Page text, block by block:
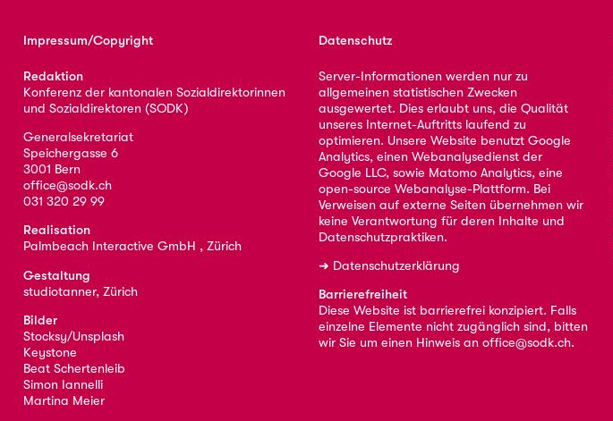
Impressum/Copyright
Redaktion
Konferenz der kantonalen Sozialdirektorinnen
und Sozialdirektoren (SODK)
Generalsekretariat
Speichergasse 6
3001 Bern
office@sodk.ch
031 320 29 99
Realisation
Palmbeach Interactive GmbH , Zürich
Gestaltung
studiotanner, Zürich
Bilder
Stocksy/Unsplash
Keystone
Beat Schertenleib
Simon Iannelli
Martina Meier
Datenschutz
Server-Informationen werden nur zu
allgemeinen statistischen Zwecken
ausgewertet. Dies erlaubt uns, die Qualität
unseres Internet-Auftritts laufend zu
optimieren. Unsere Website benutzt Google
Analytics, einen Webanalysedienst der
Google LLC, sowie Matomo Analytics, eine
open-source Webanalyse-Plattform. Bei
Verweisen auf externe Seiten übernehmen wir
keine Verantwortung für deren Inhalte und
Datenschutzpraktiken.
➜ Datenschutzerklärung
Barrierefreiheit
Diese Website ist barrierefrei konzipiert. Falls
einzelne Elemente nicht zugänglich sind, bitten
wir Sie um einen Hinweis anoffice@sodk.ch.